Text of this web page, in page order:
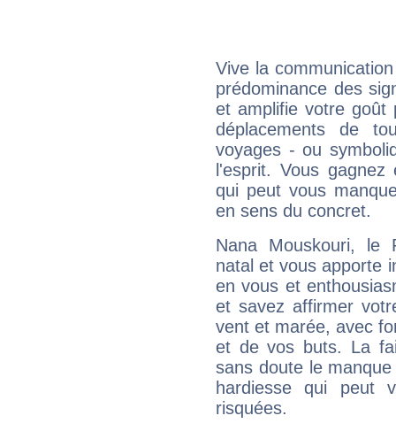
Vive la
prédominance des
et amplifie votre goût
déplacements de
voyages - ou
l'esprit. Vous
qui peut vous
en sens du concret.
Nana Mouskouri, le
natal et vous apporte
en vous et
et savez affirmer
vent et marée, avec
et de vos buts. La
sans doute le
hardiesse qui peut
risquées.